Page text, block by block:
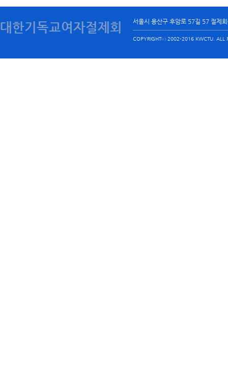
대한기독교여자절제회 서울시 용산구 후암로 57길 57 절제
COPYRIGHTⓒ 2002-2016 KWCTU. ALL